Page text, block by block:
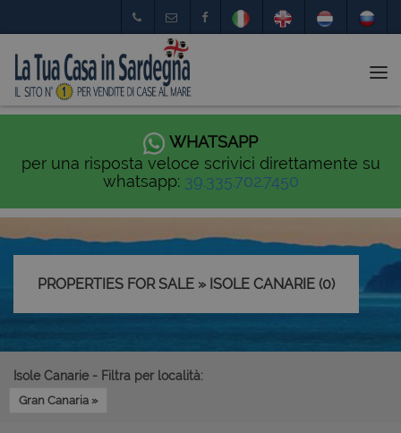
WHATSAPP
per una risposta veloce scrivici direttamente su
whatsapp: 39.335.702.7450
PROPERTIES FOR SALE » ISOLE CANARIE (0)
Isole Canarie - Filtra per località:
Gran Canaria »